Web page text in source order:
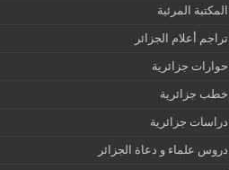
المكتبة المرئية
تراجم أعلام الجزائر
حوارات جزائرية
خطب جزائرية
دراسات جزائرية
دروس علماء و دعاة الجزائر